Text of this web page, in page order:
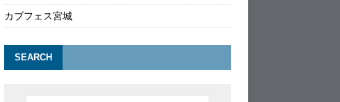
カブフェス宮城
SEARCH